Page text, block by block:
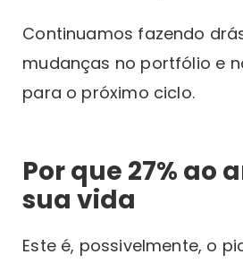
Continuamos fazendo
mudanças no portfólio e
para o próximo ciclo.
Por que 27% ao
sua vida
Este é, possivelmente, o